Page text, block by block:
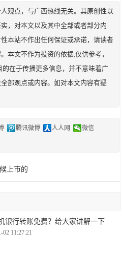
观点，与广西热线无关。其原创性以
，对本文以及其中全部或者部分内
本站不作出任何保证或承诺，请读者
本文不作为投资的依据,仅供参考，
在于传播更多信息，并不意味着广
部观点或内容。如对本文内容有疑
腾讯微博 人人网
微信
上市的
银行转账免费？给大家讲解一下
02 11:27:21